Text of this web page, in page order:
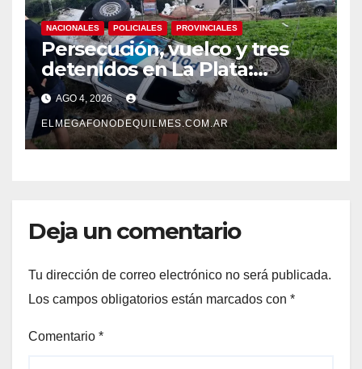
NACIONALES POLICIALES PROVINCIALES
Persecución, vuelco y tres
detenidos en La Plata:
recuperaron motos robadas
tras un operativo policial
AGO 4, 2026
ELMEGAFONODEQUILMES.COM.AR
Deja un comentario
Tu dirección de correo electrónico no será publicada.
Los campos obligatorios están marcados con *
Comentario *